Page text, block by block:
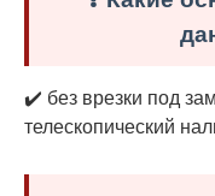
✔️ без врезки под
телескопический